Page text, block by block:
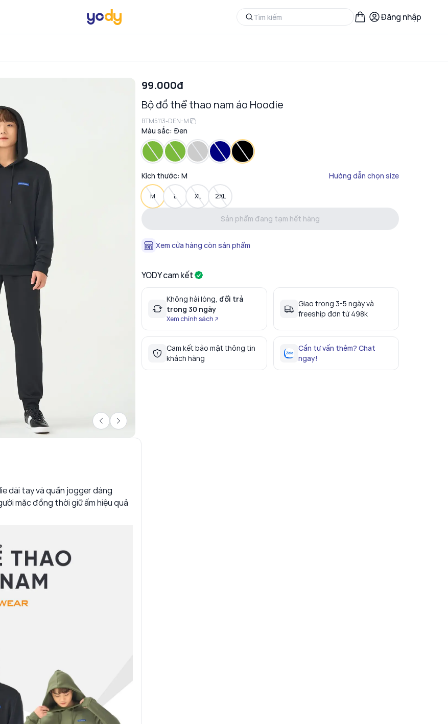
Đăng nhập
dài tay và quần jogger dáng
mặc đồng thời giữ ấm hiệu quả
99.000đ
Bộ đồ thể thao nam áo Hoodie
BTM5113-DEN-M
Màu sắc: Đen
Kích thước: M Hướng dẫn chọn size
M L XL 2XL
Sản phẩm đang tạm hết hàng
Xem cửa hàng còn sản phẩm
YODY cam kết
Không hài lòng, đổi trả
trong 30 ngày
Xem chính sách
Giao trong 3-5 ngày và
freeship đơn từ 498k
Cam kết bảo mật thông tin
khách hàng
Cần tư vấn thêm? Chat
ngay!